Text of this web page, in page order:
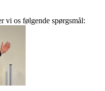
vi os følgende spørgsmål: